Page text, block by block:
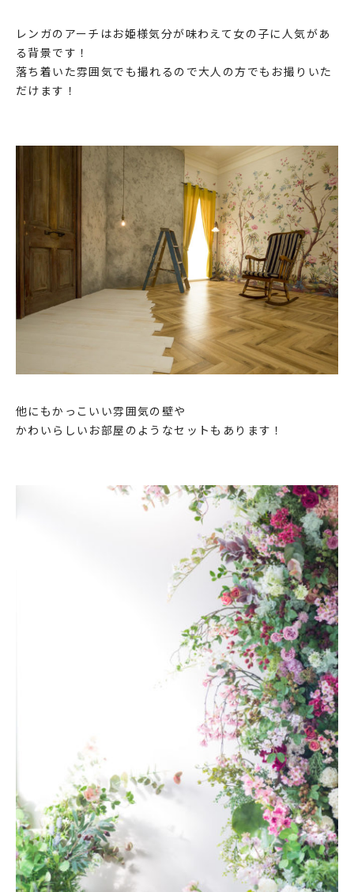
レンガのアーチはお姫様気分が味わえて女の子に人気があ
る背景です！
落ち着いた雰囲気でも撮れるので大人の方でもお撮りいた
だけます！
他にもかっこいい雰囲気の壁や
かわいらしいお部屋のようなセットもあります！